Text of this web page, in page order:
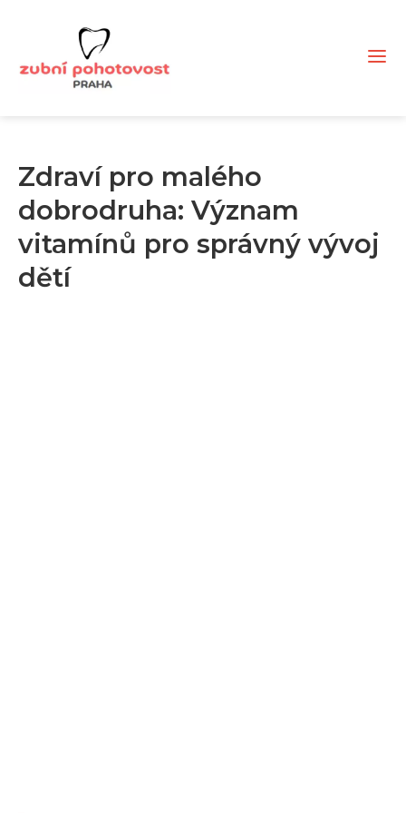
Zdraví pro malého
dobrodruha: Význam
vitamínů pro správný vývoj
dětí